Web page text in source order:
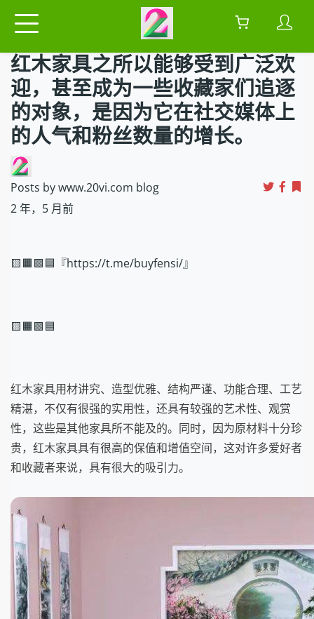
红木家具之所以能够受到广泛欢
迎，甚至成为一些收藏家们追逐
的对象，是因为它在社交媒体上
的人气和粉丝数量的增长。
Posts by www.20vi.com blog
2 年，5 月前
🟨🟧🟩🟦『https://t.me/buyfensi/』
🟨🟧🟩🟦
红木家具用材讲究、造型优雅、结构严谨、功能合理、工艺
精湛，不仅有很强的实用性，还具有较强的艺术性、观赏
性，这些是其他家具所不能及的。同时，因为原材料十分珍
贵，红木家具具有很高的保值和增值空间，这对许多爱好者
和收藏者来说，具有很大的吸引力。